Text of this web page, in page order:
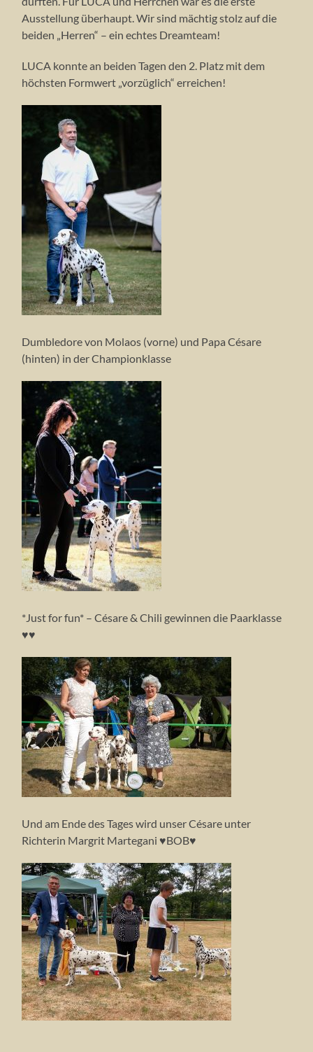
Ausstellung überhaupt. Wir sind mächtig stolz auf die
beiden „Herren“ – ein echtes Dreamteam!
LUCA konnte an beiden Tagen den 2. Platz mit dem
höchsten Formwert „vorzüglich“ erreichen!
Dumbledore von Molaos (vorne) und Papa Césare
(hinten) in der Championklasse
*Just for fun* – Césare & Chili gewinnen die Paarklasse
♥♥
Und am Ende des Tages wird unser Césare unter
Richterin Margrit Martegani ♥BOB♥